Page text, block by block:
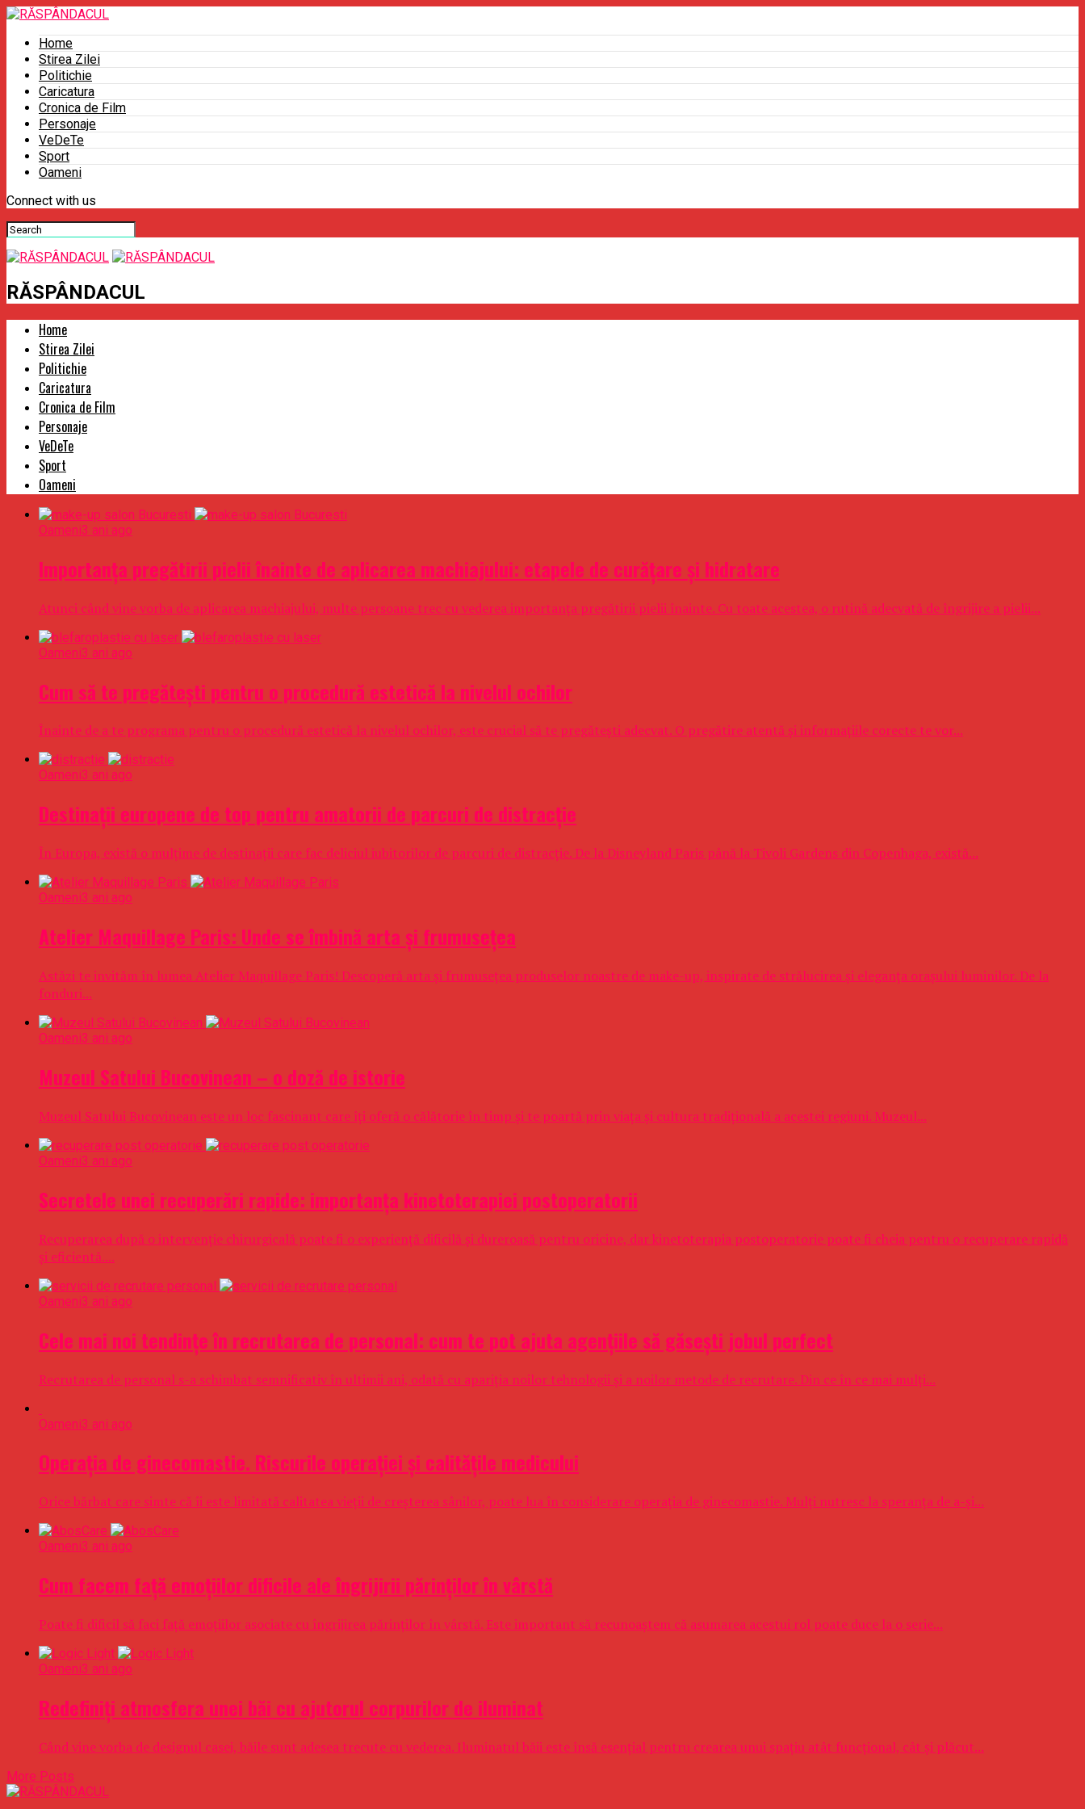
Home
Stirea Zilei
Politichie
Caricatura
Cronica de Film
Personaje
VeDeTe
Sport
Oameni
Connect with us
RĂSPÂNDACUL
Home
Stirea Zilei
Politichie
Caricatura
Cronica de Film
Personaje
VeDeTe
Sport
Oameni
Oameni3 ani ago
Importanța pregătirii pielii înainte de aplicarea machiajului: etapele de curățare și hidratare
Atunci când vine vorba de aplicarea machiajului, multe persoane trec cu vederea importanța pregătirii pielii înainte. Cu toate acestea, o rutină adecvată de îngrijire a pielii...
Oameni3 ani ago
Cum să te pregătești pentru o procedură estetică la nivelul ochilor
Înainte de a te programa pentru o procedură estetică la nivelul ochilor, este crucial să te pregătești adecvat. O pregătire atentă și informațiile corecte te vor...
Oameni3 ani ago
Destinații europene de top pentru amatorii de parcuri de distracție
În Europa, există o mulțime de destinații care fac deliciul iubitorilor de parcuri de distracție. De la Disneyland Paris până la Tivoli Gardens din Copenhaga, există...
Oameni3 ani ago
Atelier Maquillage Paris: Unde se îmbină arta și frumusețea
Astăzi te invităm în lumea Atelier Maquillage Paris! Descoperă arta și frumusețea produselor noastre de make-up, inspirate de strălucirea și eleganța orașului luminilor. De la
fonduri...
Oameni3 ani ago
Muzeul Satului Bucovinean – o doză de istorie
Muzeul Satului Bucovinean este un loc fascinant care îți oferă o călătorie în timp și te poartă prin viața și cultura tradițională a acestei regiuni. Muzeul...
Oameni3 ani ago
Secretele unei recuperări rapide: importanța kinetoterapiei postoperatorii
Recuperarea după o intervenție chirurgicală poate fi o experiență dificilă și dureroasă pentru oricine, dar kinetoterapia postoperatorie poate fi cheia pentru o recuperare rapidă
și eficientă....
Oameni3 ani ago
Cele mai noi tendințe în recrutarea de personal: cum te pot ajuta agențiile să găsești jobul perfect
Recrutarea de personal s-a schimbat semnificativ în ultimii ani, odată cu apariția noilor tehnologii și a noilor metode de recrutare. Din ce în ce mai mulți...
Oameni3 ani ago
Operația de ginecomastie. Riscurile operației și calitățile medicului
Orice bărbat care simte că îi este limitată calitatea vieții de creșterea sânilor, poate lua în considerare operația de ginecomastie. Mulți nutresc la speranța de a-și...
Oameni3 ani ago
Cum facem față emoțiilor dificile ale îngrijirii părinților în vârstă
Poate fi dificil să faci față emoțiilor asociate cu îngrijirea părinților în vârstă. Este important să recunoaștem că asumarea acestui rol poate duce la o serie...
Oameni3 ani ago
Redefiniți atmosfera unei băi cu ajutorul corpurilor de iluminat
Când vine vorba de designul casei, băile sunt adesea trecute cu vederea. Iluminatul băii este însă esențial pentru crearea unui spațiu atât funcțional, cât și plăcut...
More Posts